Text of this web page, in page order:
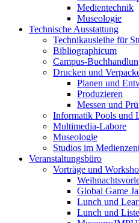
Medientechnik
Museologie
Technische Ausstattung
Technikausleihe für
Bibliographicum
Campus-
Drucken und
Planen und
Produzieren
Messen und
Informatik Pools und
Multimedia-Labore
Museologie
Studios im
Veranstaltungsbüro
Vorträge und
Global Game
Lunch und
Lunch und